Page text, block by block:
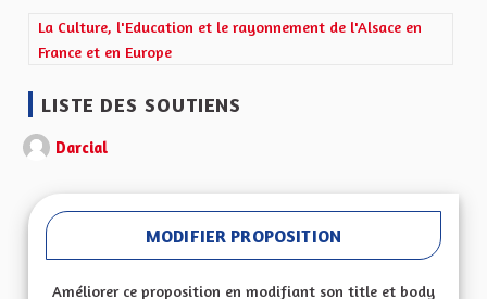
Filtrer les résultats de la catégorie : La Culture, l'Education et le
La Culture, l'Education et le rayonnement de l'Alsace en
France et en Europe
LISTE DES SOUTIENS
Darcial
MODIFIER PROPOSITION
Améliorer ce proposition en modifiant son title et body